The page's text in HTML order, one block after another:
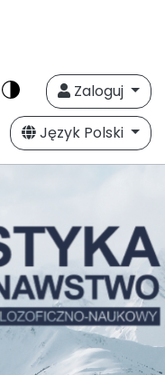
Zaloguj
Język Polski